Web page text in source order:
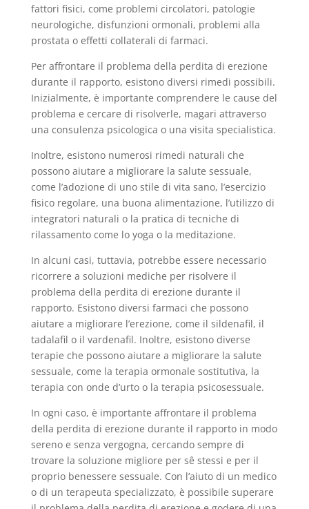
fattori fisici, come problemi circolatori, patologie
neurologiche, disfunzioni ormonali, problemi alla
prostata o effetti collaterali di farmaci.
Per affrontare il problema della perdita di erezione
durante il rapporto, esistono diversi rimedi possibili.
Inizialmente, è importante comprendere le cause del
problema e cercare di risolverle, magari attraverso
una consulenza psicologica o una visita specialistica.
Inoltre, esistono numerosi rimedi naturali che
possono aiutare a migliorare la salute sessuale,
come l’adozione di uno stile di vita sano, l’esercizio
fisico regolare, una buona alimentazione, l’utilizzo di
integratori naturali o la pratica di tecniche di
rilassamento come lo yoga o la meditazione.
In alcuni casi, tuttavia, potrebbe essere necessario
ricorrere a soluzioni mediche per risolvere il
problema della perdita di erezione durante il
rapporto. Esistono diversi farmaci che possono
aiutare a migliorare l’erezione, come il sildenafil, il
tadalafil o il vardenafil. Inoltre, esistono diverse
terapie che possono aiutare a migliorare la salute
sessuale, come la terapia ormonale sostitutiva, la
terapia con onde d’urto o la terapia psicosessuale.
In ogni caso, è importante affrontare il problema
della perdita di erezione durante il rapporto in modo
sereno e senza vergogna, cercando sempre di
trovare la soluzione migliore per sê stessi e per il
proprio benessere sessuale. Con l’aiuto di un medico
o di un terapeuta specializzato, è possibile superare